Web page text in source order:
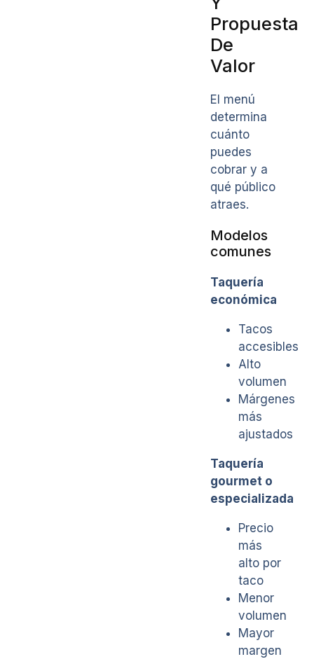
Propuesta
De
Valor
El menú
determina
cuánto
puedes
cobrar y a
qué público
atraes.
Modelos
comunes
Taquería
económica
Tacos
accesibles
Alto
volumen
Márgenes
más
ajustados
Taquería
gourmet o
especializada
Precio
más
alto por
taco
Menor
volumen
Mayor
margen